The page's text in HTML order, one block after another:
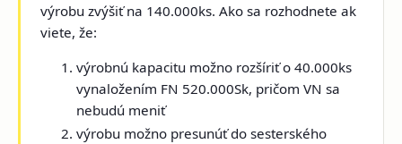
výrobu zvýšiť na 140.000ks. Ako sa rozhodnete ak
viete, že:
výrobnú kapacitu možno rozšíriť o 40.000ks
vynaložením FN 520.000Sk, pričom VN sa
nebudú meniť
výrobu možno presunúť do sesterského